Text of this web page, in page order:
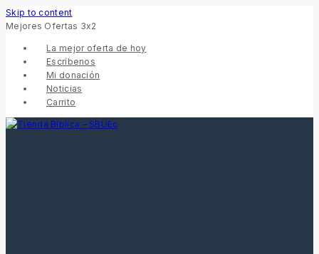
Skip to content
Mejores Ofertas 3x2
La mejor oferta de hoy
Escríbenos
Mi donación
Noticias
Carrito